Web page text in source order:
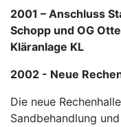
2001 – Anschluss
Schopp und OG
Kläranlage KL
2002 - Neue
Die neue
Sandbehandlung